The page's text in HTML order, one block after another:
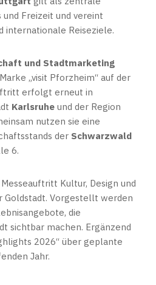
Freizeit und vereint
internationale Reiseziele.
und Stadtmarketing
„visit Pforzheim“ auf der
erfolgt erneut in
Karlsruhe und der Region
nutzen sie eine
der Schwarzwald
6.
Kultur, Design und
Goldstadt. Vorgestellt werden
die
sichtbar machen. Ergänzend
2026“ über geplante
Jahr.